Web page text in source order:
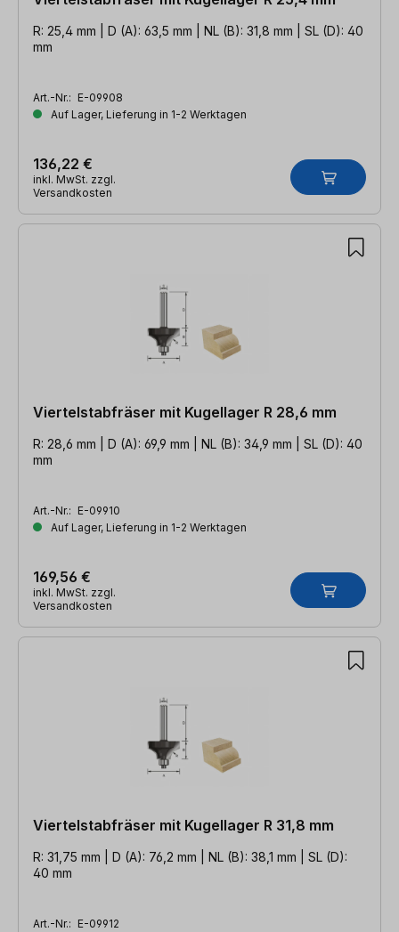
R: 25,4 mm | D (A): 63,5 mm | NL (B): 31,8 mm | SL (D): 40
mm
Art.-Nr.: E-09908
Auf Lager, Lieferung in 1-2 Werktagen
136,22 €
inkl. MwSt. zzgl.
Versandkosten
Viertelstabfräser mit Kugellager R 28,6 mm
R: 28,6 mm | D (A): 69,9 mm | NL (B): 34,9 mm | SL (D): 40
mm
Art.-Nr.: E-09910
Auf Lager, Lieferung in 1-2 Werktagen
169,56 €
inkl. MwSt. zzgl.
Versandkosten
Viertelstabfräser mit Kugellager R 31,8 mm
R: 31,75 mm | D (A): 76,2 mm | NL (B): 38,1 mm | SL (D):
40 mm
Art.-Nr.: E-09912